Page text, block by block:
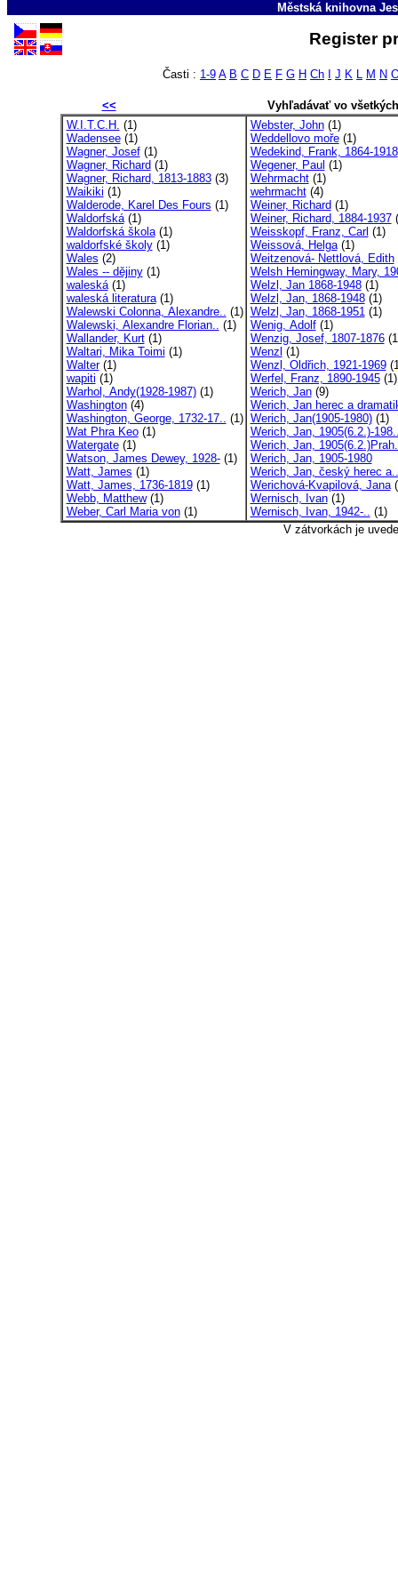
Městská knihovna
Register
Časti : 1-9 A B C D E F G H Ch J K L M N
<<
Vyhľadávať vo
W.I.T.C.H. (1)
Wadensee(1)
Wagner, Josef(1)
Wagner, Richard (1)
Wagner, Richard, 1813-1883(3)
Waikiki (1)
Walderode, Karel Des Fours (1)
Waldorfská(1)
Waldorfská škola(1)
waldorfské školy(1)
Wales (2)
Wales -- dějiny(1)
waleská(1)
waleská literatura(1)
Walewski Colonna, Alexandre.. (1)
Walewski, Alexandre Florian.. (1)
Wallander, Kurt(1)
Waltari, Mika Toimi (1)
Walter(1)
wapiti (1)
Warhol, Andy(1928-1987)(1)
Washington(4)
Washington, George, 1732-17.. (1)
Wat Phra Keo(1)
Watergate(1)
Watson, James Dewey, 1928-(1)
Watt, James (1)
Watt, James, 1736-1819(1)
Webb, Matthew(1)
Weber, Carl Maria von(1)
Webster, John(1)
Weddellovo moře(1)
Wedekind, Frank, 1864-1918
Wegener, Paul (1)
Wehrmacht(1)
wehrmacht(4)
Weiner, Richard (1)
Weiner, Richard, 1884-1937
Weisskopf, Franz, Carl (1)
Weissová, Helga(1)
Weitzenová- Nettlová, Edith
Welsh Hemingway, Mary,
Welzl, Jan 1868-1948(1)
Welzl, Jan, 1868-1948(1)
Welzl, Jan, 1868-1951(1)
Wenig, Adolf(1)
Wenzig, Josef, 1807-1876
Wenzl (1)
Wenzl, Oldřich, 1921-1969
Werfel, Franz, 1890-1945(1)
Werich, Jan(9)
Werich, Jan herec a
Werich, Jan(1905-1980)(1)
Werich, Jan, 1905(6.2.)-
Werich, Jan,
Werich, Jan, 1905-1980
Werich, Jan, český herec a..
Werichová-Kvapilová, Jana
Wernisch, Ivan(1)
Wernisch, Ivan, 1942-.. (1)
V zátvorkách je